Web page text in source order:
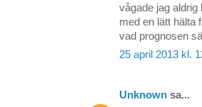
vågade jag
med en lätt hälta
vad prognosen
25 april 2013 kl.
Unknown sa...